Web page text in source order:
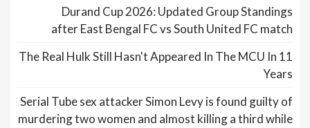
Durand Cup 2026: Updated Group Standings
after East Bengal FC vs South United FC match
The Real Hulk Still Hasn't Appeared In The MCU In 11
Years
Serial Tube sex attacker Simon Levy is found guilty of
murdering two women and almost killing a third while